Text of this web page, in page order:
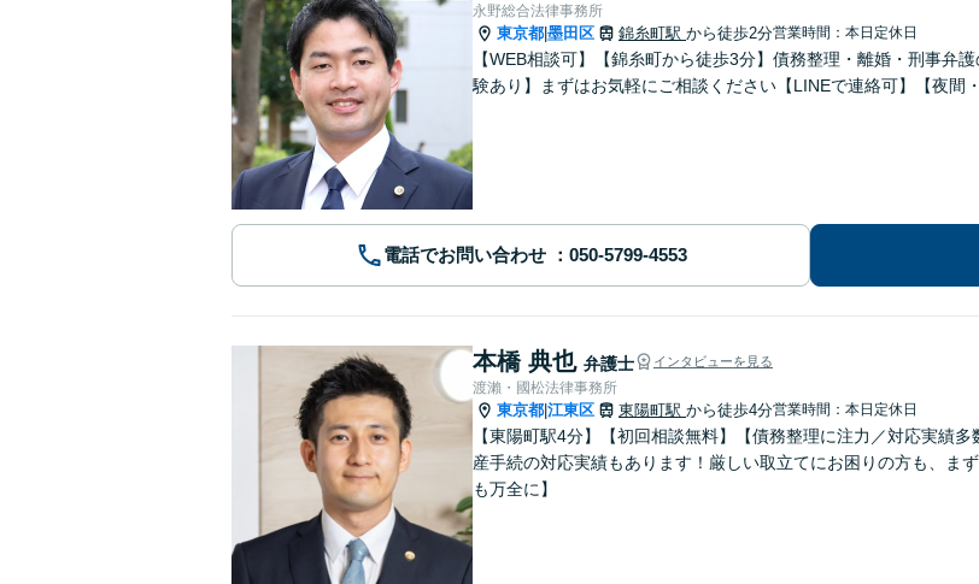
永野総合法律事務所
東京都 墨田区 錦糸町駅 から徒歩2分営業時間：本日定休日
【WEB相談可】【錦糸町から徒歩3分】債務整理・離婚・刑事弁
験あり】まずはお気軽にご相談ください【LINEで連絡可】【夜間
電話でお問い合わせ
本橋 典也 弁護士 インタビューを見る
渡瀨・國松法律事務所
東京都 江東区 東陽町駅 から徒歩4分営業時間：本日定休日
【東陽町駅4分】【初回相談無料】【債務整理に注力／対応実績
産手続の対応実績もあります！厳しい取立てにお困りの方も、ま
も万全に】